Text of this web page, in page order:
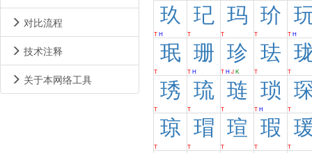
对比流程
技术注释
关于本网络工具
玖
TH
玘
T
玛
T
玠
T TH
珉
T
珊
TH
珍
THJK
珐
T T
琇
T
琉
T
琏
T
琐
TH T
琼
T
瑁
T
瑄
T
瑕
T T